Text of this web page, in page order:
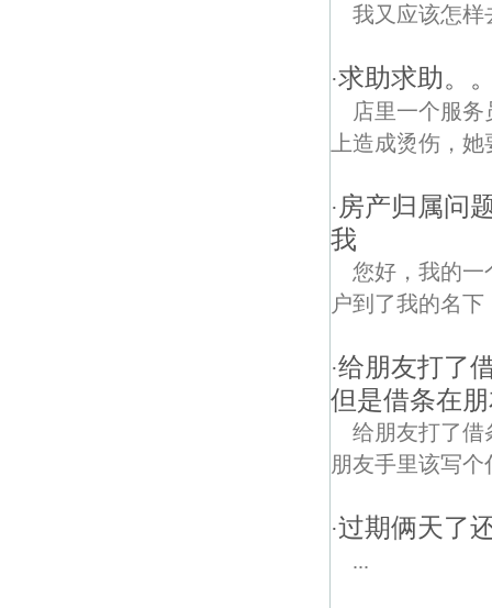
我又应该怎样
·求助求助。
店里一个服
上造成烫伤，
· 房产归属问
我
您好，我的一
户到了我的名
·给朋友打了
但是借条在
给朋友打了借
朋友手里该写个
·过期俩天了
...